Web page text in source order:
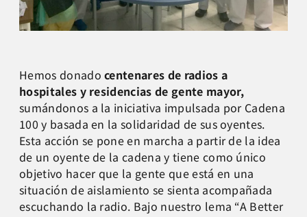
Hemos donadocentenares de radios a
hospitales y residencias de gente mayor,
sumándonos a la iniciativa impulsada por Cadena
100 y basada en la solidaridad de sus oyentes.
Esta acción se pone en marcha a partir de la idea
de un oyente de la cadena y tiene como único
objetivo hacer que la gente que está en una
situación de aislamiento se sienta acompañada
escuchando la radio. Bajo nuestro lema “A Better